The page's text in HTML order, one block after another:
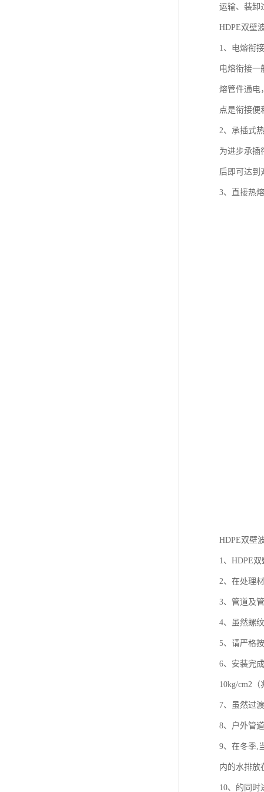
运输、装卸
HDPE双壁
1、电熔衔接
电熔衔接一
熔管件通电
点是衔接便
2、承插式
为进步承插
后即可达到
3、直接热
HDPE双壁
1、HDPE
2、在处理
3、管道及
4、虽然螺
5、请严格
6、安装完
10kg/cm2（
7、虽然过
8、户外管
9、在冬季,
内的水排放
10、的同时